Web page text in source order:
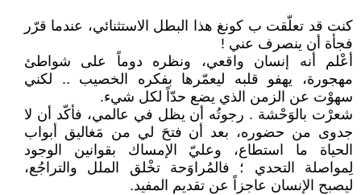
كنت قد تعلّقت ب كونغ هذا البطل الاستثنائي، عندما قرّر
فجأة أن ينصرف عني !
أعْلم أنه إنسان واقعي، ونظره دوماً على شواطئ
مهجورة، يهفو قلبه ليعمّرها بفكره الخصيب .. لكني
سهوْت عن الزمن الذي يضع حدّاً لكل شيء.
شعرْت بالوَحْشة . رجوتُه أن يظل في عالمي، فأكّد أن لا
جدوى من حضوره، بعد أن فتحَ لي من مَغاليق أبواب
الحياة ما استطاع، وعليّ الإمساك بقوانين الوجود
لِمواصلة التحدي ؛ فالمُراوَحة تخْلق الملل والتراجُع،
ليصبح الإنسان عاجزاً عن تقديم المفيد.